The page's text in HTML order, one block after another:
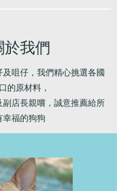
於我們
咀仔，我們精心挑選各國
的原材料，
店長親嚐，誠意推薦給所
幸福的狗狗